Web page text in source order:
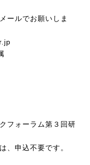
ールでお願いしま
フォーラム第３回研
、申込不要です。